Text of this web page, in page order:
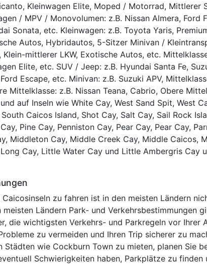
Kleinwagen Elite, Moped / Motorrad, Mittlerer
/ MPV / Monovolumen: z.B. Nissan Almera, Ford
Sonata, etc. Kleinwagen: z.B. Toyota Yaris,
Autos, Hybridautos, 5-Sitzer Minivan /
Klein-mittlerer LKW, Exotische Autos, etc.
Elite, etc. SUV / Jeep: z.B. Hyundai Santa Fe,
Escape, etc. Minivan: z.B. Suzuki APV,
Mittelklasse: z.B. Nissan Teana, Cabrio, Obere
auf Inseln wie White Cay, West Sand Spit, West
Caicos Island, Shot Cay, Salt Cay, Sail Rock
Pine Cay, Penniston Cay, Pear Cay, Pear Cay,
Middleton Cay, Middle Creek Cay, Middle Caicos,
Cay, Little Water Cay und Little Ambergris Cay
zu fahren ist in den meisten Ländern
Ländern Park- und Verkehrsbestimmungen
die wichtigsten Verkehrs- und Parkregeln vor Ihrer
zu vermeiden und Ihren Trip sicherer zu
Städten wie Cockburn Town zu mieten, planen Sie
Schwierigkeiten haben, Parkplätze zu finden